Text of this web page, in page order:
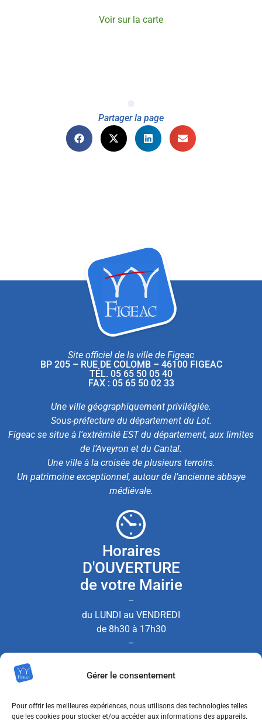
Gérer le consentement
Pour offrir les meilleures expériences, nous utilisons des technologies telles
que les cookies pour stocker et/ou accéder aux informations des appareils.
Voir sur la carte
Partager la page
Site officiel de la ville de Figeac
BP 205 – RUE DE COLOMB – 46100 FIGEAC
TÉL. 05 65 50 05 40
FAX : 05 65 50 02 33
Une ville géographiquement privilégiée.
Sous-préfecture du département du Lot.
Figeac se situe à l’extrémité EST du département, aux limites
de l’Aveyron et du Cantal.
Une ville à la croisée de plusieurs terroirs.
Un patrimoine exceptionnel, autour de l’ancienne abbaye
médiévale.
Horaires
D'OUVERTURE
de votre Mairie
–
du LUNDI au VENDREDI
de 8h30 à 17h30
–